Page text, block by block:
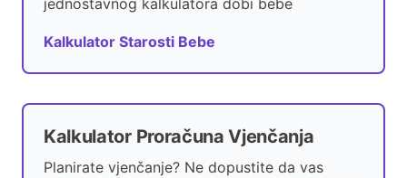
jednostavnog kalkulatora dobi bebe
Kalkulator Starosti Bebe
Kalkulator Proračuna Vjenčanja
Planirate vjenčanje? Ne dopustite da vas